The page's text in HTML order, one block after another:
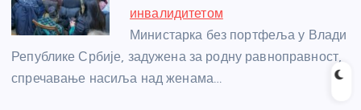
инвалидитетом
Министарка без портфеља у Влади
Републике Србије, задужена за родну равноправност,
спречавање насиља над женама…